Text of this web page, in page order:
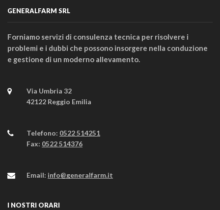
GENERALFARM SRL
Forniamo servizi di consulenza tecnica per risolvere i
problemi e i dubbi che possono insorgere nella conduzione
e gestione di un moderno allevamento.
Via Umbria 32
42122 Reggio Emilia
Telefono: 0522 514251
Fax: 0522 514376
Email: info@generalfarm.it
I NOSTRI ORARI